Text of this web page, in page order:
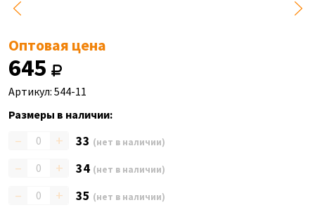
Оптовая цена
645
Артикул: 544-11
Размеры в наличии:
– + 33 (нет в наличии)
– + 34 (нет в наличии)
– + 35 (нет в наличии)